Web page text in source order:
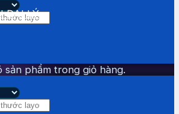
ĐẠI LÝ
sản phẩm trong giỏ hàng.